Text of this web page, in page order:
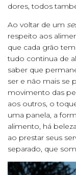
dores, todos
Ao voltar de um
respeito aos
que cada grão
tudo continua de
saber que
ser e não mais se
movimento das
aos outros, o
uma panela, a
alimento, há
ao prestar seus
separado, que